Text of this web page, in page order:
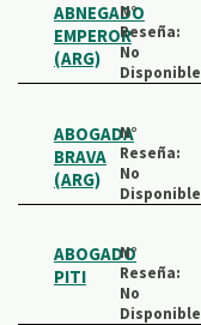
ABNEGADO
EMPEROR
(ARG)
N°
Reseña:
No
Disponible
ABOGADA
BRAVA
(ARG)
N°
Reseña:
No
Disponible
ABOGADO
PITI
N°
Reseña:
No
Disponible